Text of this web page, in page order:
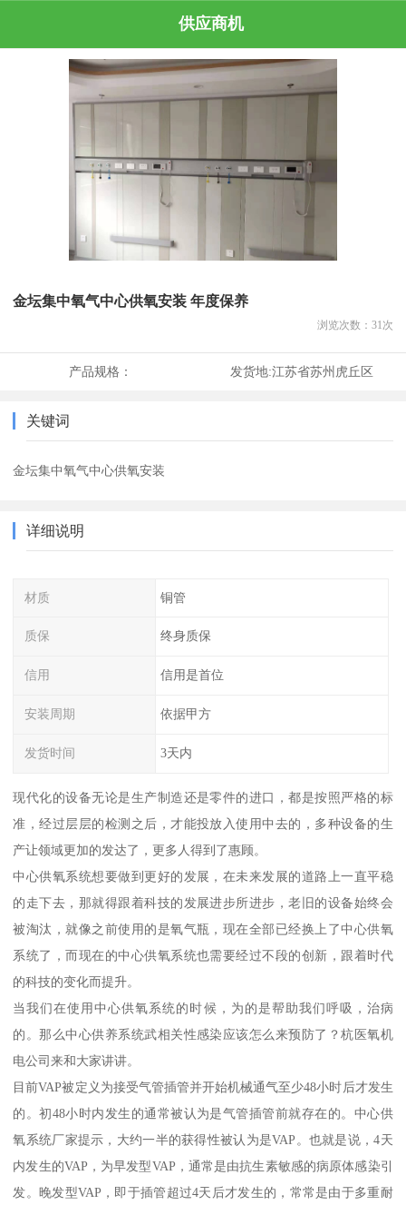
供应商机
金坛集中氧气中心供氧安装 年度保养
浏览次数： 31 次
产品规格： 发货地:江苏省苏州虎丘区
关键词
金坛集中氧气中心供氧安装
详细说明
材质 铜管
质保 终身质保
信用 信用是首位
安装周期 依据甲方
发货时间 3天内
现代化的设备无论是生产制造还是零件的进口，都是按照严格的标
准，经过层层的检测之后，才能投放入使用中去的，多种设备的生
产让领域更加的发达了，更多人得到了惠顾。
中心供氧系统想要做到更好的发展，在未来发展的道路上一直平稳
的走下去，那就得跟着科技的发展进步所进步，老旧的设备始终会
被淘汰，就像之前使用的是氧气瓶，现在全部已经换上了中心供氧
系统了，而现在的中心供氧系统也需要经过不段的创新，跟着时代
的科技的变化而提升。
当我们在使用中心供氧系统的时候，为的是帮助我们呼吸，治病
的。那么中心供养系统武相关性感染应该怎么来预防了？杭医氧机
电公司来和大家讲讲。
目前VAP被定义为接受气管插管并开始机械通气至少48小时后才发生
的。初48小时内发生的通常被认为是气管插管前就存在的。中心供
氧系统厂家提示，大约一半的获得性被认为是VAP。也就是说，4天
内发生的VAP，为早发型VAP，通常是由抗生素敏感的病原体感染引
发。晚发型VAP，即于插管超过4天后才发生的，常常是由于多重耐